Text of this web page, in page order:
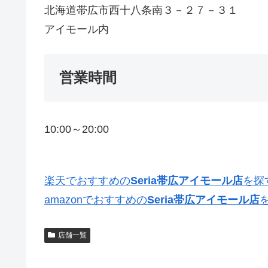
北海道帯広市西十八条南３－２７－３１
アイモール内
営業時間
10:00～20:00
楽天でおすすめのSeria帯広アイモール店を探
amazonでおすすめのSeria帯広アイモール店
店舗一覧